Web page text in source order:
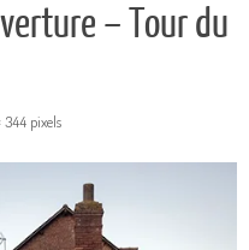
– Tour du
344pixels